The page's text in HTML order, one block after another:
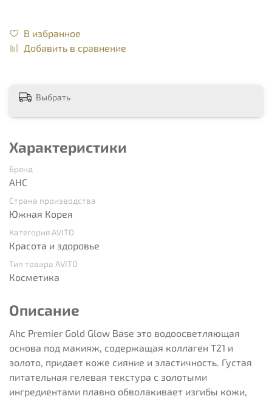
В избранное
Добавить в сравнение
Выбрать
Характеристики
Бренд
AHC
Страна производства
Южная Корея
Категория AVITO
Красота и здоровье
Тип товара AVITO
Косметика
Описание
Ahc Premier Gold Glow Base это водоосветляющая
основа под макияж, содержащая коллаген Т21 и
золото, придает коже сияние и эластичность. Густая
питательная гелевая текстура с золотыми
ингредиентами плавно обволакивает изгибы кожи,